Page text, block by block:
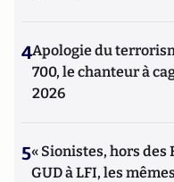
4Apologie du
700, le chanteur à
2026
5« Sionistes, hors des
GUD à LFI, les